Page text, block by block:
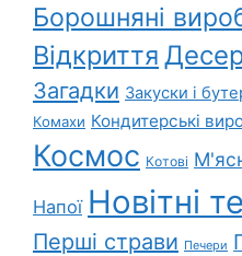
Борошняні
Відкриття
Загадки Закуски і
Комахи Кондитерські
Космос Котові
Напої Новітні
Перші страви Печери